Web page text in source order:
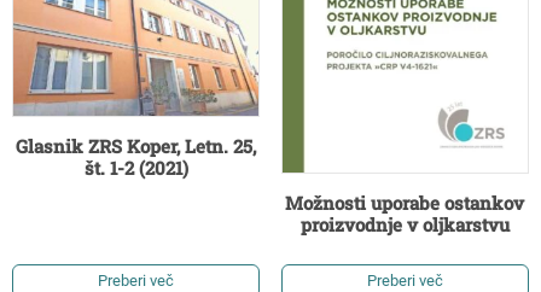
Glasnik ZRS Koper, Letn. 25,
št. 1-2 (2021)
Preberi več
Možnosti uporabe ostankov
proizvodnje v oljkarstvu
Preberi več